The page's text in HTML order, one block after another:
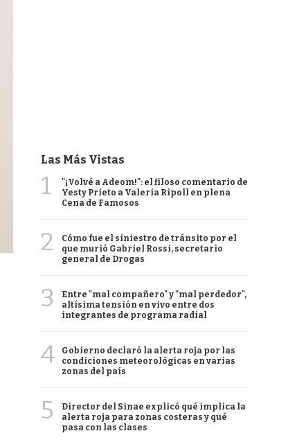
Las Más Vistas
1
"¡Volvé a Adeom!": el filoso comentario de
Yesty Prieto a Valeria Ripoll en plena
Cena de Famosos
2
Cómo fue el siniestro de tránsito por el
que murió Gabriel Rossi, secretario
general de Drogas
3
Entre "mal compañero" y "mal perdedor",
altísima tensión en vivo entre dos
integrantes de programa radial
4
Gobierno declaró la alerta roja por las
condiciones meteorológicas en varias
zonas del país
5
Director del Sinae explicó qué implica la
alerta roja para zonas costeras y qué
pasa con las clases